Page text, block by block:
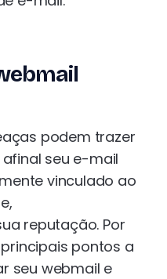
podem trazer
seu e-mail
vinculado ao
reputação. Por
pontos a
seu webmail e